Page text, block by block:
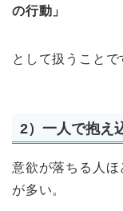
の行動」
として扱うことで
2）一人で抱え
意欲が落ちる人ほ
が多い。